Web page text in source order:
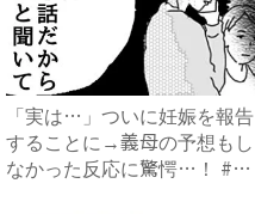
「実は…」ついに妊娠を報告
することに→義母の予想もし
なかった反応に驚愕…！ #